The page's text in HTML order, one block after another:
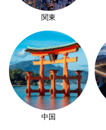
関東
中国